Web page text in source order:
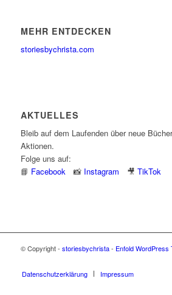
MEHR ENTDECKEN
storiesbychrista.com
AKTUELLES
Bleib auf dem Laufenden über neue
Aktionen.
Folge uns auf:
📘 Facebook📸 Instagram 🎥 TikTok
© Copyright - storiesbychrista- Enfold WordPress
Datenschutzerklärung Impressum